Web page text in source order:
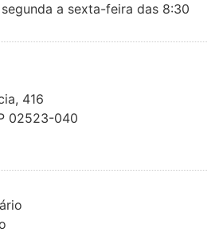
a sexta-feira das 8:30
416
02523-040